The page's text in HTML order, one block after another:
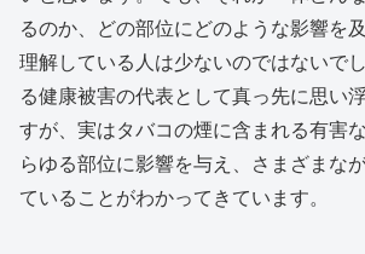
るのか、どの部位にどのような影響を
理解している人は少ないのではないで
る健康被害の代表として真っ先に思い
すが、実はタバコの煙に含まれる有害
らゆる部位に影響を与え、さまざまな
ていることがわかってきています。